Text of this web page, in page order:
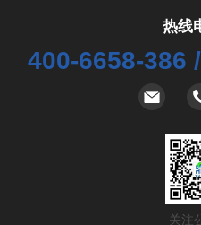
热线
400-6658-386
关注